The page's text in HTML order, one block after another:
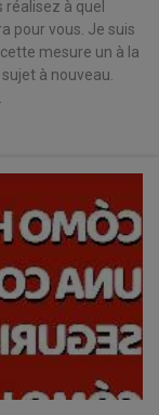
à quel
pour vous. Je suis
mesure un à la
à nouveau.